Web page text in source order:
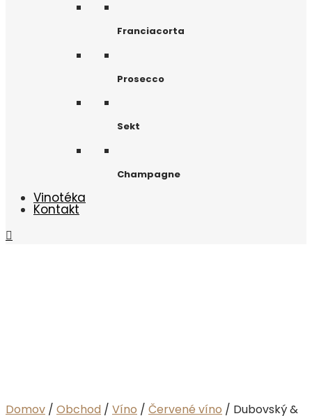
Franciacorta
Prosecco
Sekt
Champagne
Vinotéka
Kontakt
Domov / Obchod / Víno / Červené víno / Dubovský &